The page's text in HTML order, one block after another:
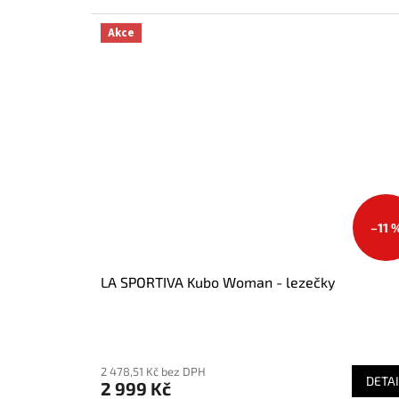
Akce
–11
LA SPORTIVA Kubo Woman - lezečky
produktu
2 478,51 Kč bez DPH
2 999 Kč